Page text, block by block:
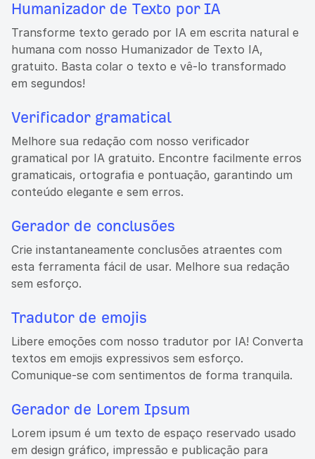
Humanizador de Texto por IA
Transforme texto gerado por IA em escrita natural e
humana com nosso Humanizador de Texto IA,
gratuito. Basta colar o texto e vê-lo transformado
em segundos!
Verificador gramatical
Melhore sua redação com nosso verificador
gramatical por IA gratuito. Encontre facilmente erros
gramaticais, ortografia e pontuação, garantindo um
conteúdo elegante e sem erros.
Gerador de conclusões
Crie instantaneamente conclusões atraentes com
esta ferramenta fácil de usar. Melhore sua redação
sem esforço.
Tradutor de emojis
Libere emoções com nosso tradutor por IA! Converta
textos em emojis expressivos sem esforço.
Comunique-se com sentimentos de forma tranquila.
Gerador de Lorem Ipsum
Lorem ipsum é um texto de espaço reservado usado
em design gráfico, impressão e publicação para